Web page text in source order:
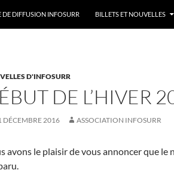
DE DIFFUSION INFOSURR BILLETS ET NOUVELLES
D'INFOSURR
DE L’HIVER
DÉCEMBRE 2016 ASSOCIATION INFOSURR
avons le plaisir de vous annoncer que le